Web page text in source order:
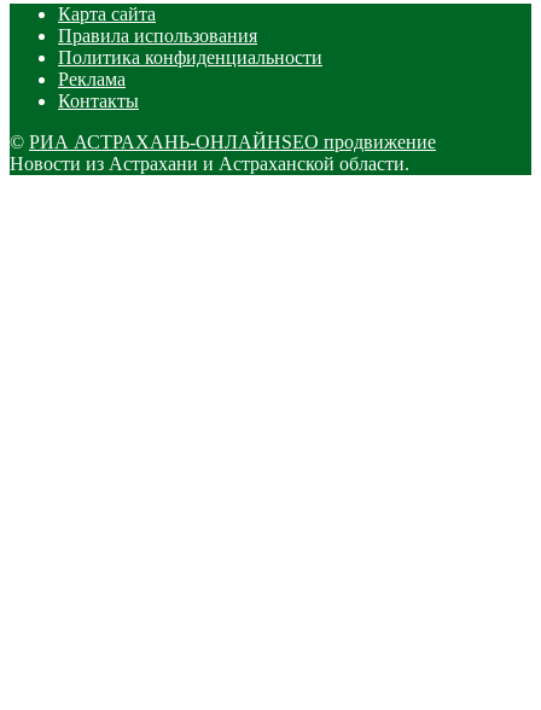
Карта сайта
Правила использования
Политика конфиденциальности
Реклама
Контакты
© РИА АСТРАХАНЬ-ОНЛАЙНSEO продвижение
Новости из Астрахани и Астраханской области.